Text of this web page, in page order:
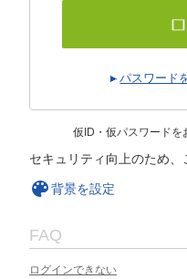
パスワード
仮ID・仮パスワードを
セキュリティ向上のため、
背景を設定
FAQ
ログインできない